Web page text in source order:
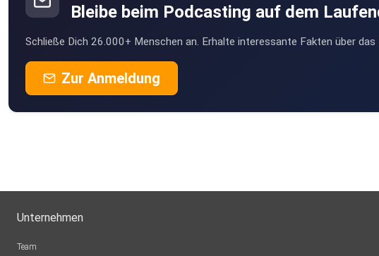
Bleibe beim Podcasting auf dem
Schließe Dich 26.000+ Menschen an. Erhalte interessante Fakten über
Zur Anmeldung
Unternehmen
Team